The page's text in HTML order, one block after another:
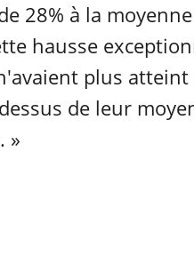
28% à la
hausse
plus
de leur
»